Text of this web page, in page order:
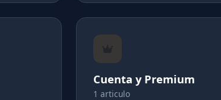
Cuenta y Premium
1 articulo